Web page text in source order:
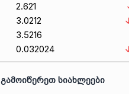
2.621
3.0212
3.5216
0.032024
ᲒᲐᲛᲝᲘᲬᲔᲠᲔᲗ ᲡᲘᲐᲮᲚᲔᲔᲑᲘ